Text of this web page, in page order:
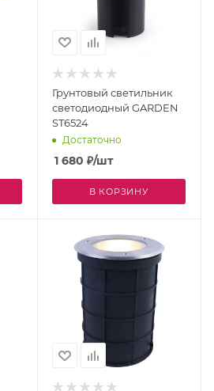
Грунтовый светильник
светодиодный GARDEN
ST6524
Достаточно
1 680 ₽/шт
В КОРЗИНУ